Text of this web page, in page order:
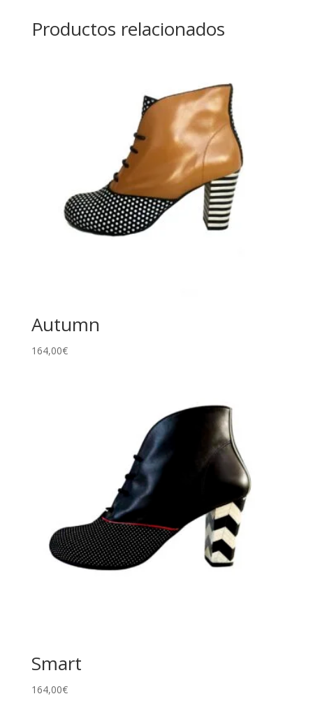
Productos relacionados
Autumn
164,00€
Smart
164,00€